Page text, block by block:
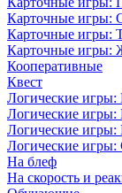
Карточные игры:
Карточные игры:
Карточные игры:
Кооперативные
Квест
Логические игры:
Логические игры:
Логические игры:
Логические игры:
На блеф
На скорость и